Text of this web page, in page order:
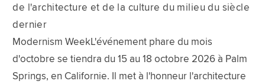
de l'architecture et de la culture du milieu du siècle
dernier
Modernism WeekL'événement phare du mois
d'octobre se tiendra du 15 au 18 octobre 2026 à Palm
Springs, en Californie. Il met à l'honneur l'architecture